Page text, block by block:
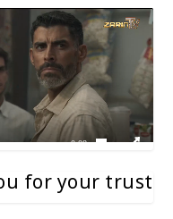
for your trust